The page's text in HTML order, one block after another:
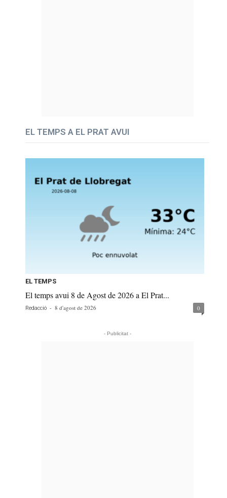
EL TEMPS A EL PRAT AVUI
EL TEMPS
El temps avui 8 de Agost de 2026 a El Prat...
Redacció - 8 d'agost de 2026 0
- Publicitat -